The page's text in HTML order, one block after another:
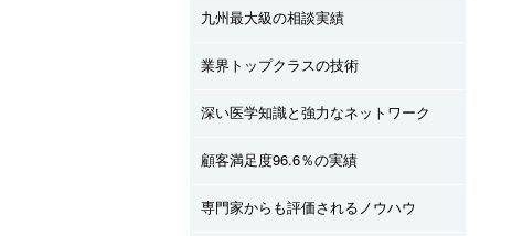
九州最大級の相談実績
業界トップクラスの技術
深い医学知識と強力なネットワーク
顧客満足度96.6％の実績
専門家からも評価されるノウハウ